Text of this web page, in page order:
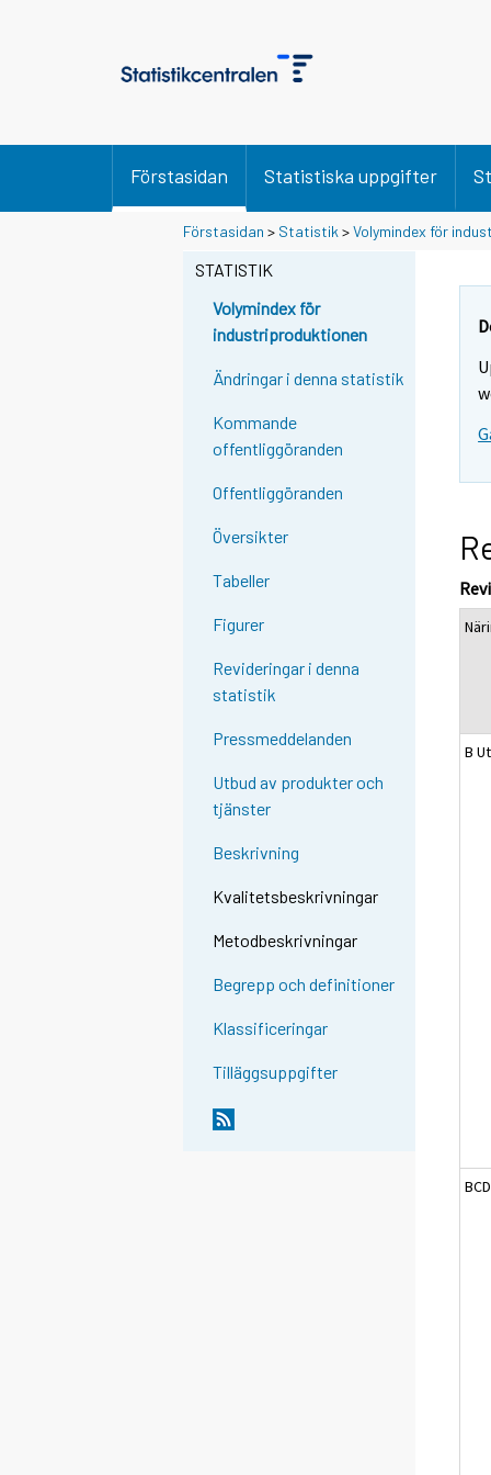
Förstasidan Statistiska uppgifter
Förstasidan > Statistik >Volymindex för
STATISTIK
Volymindex för
industriproduktionen
Ändringar i denna statistik
Kommande
offentliggöranden
Offentliggöranden
Översikter
Tabeller
Figurer
Revideringar i denna
statistik
Pressmeddelanden
Utbud av produkter och
tjänster
Beskrivning
Kvalitetsbeskrivningar
Metodbeskrivningar
Begrepp och definitioner
Klassificeringar
Tilläggsuppgifter
B